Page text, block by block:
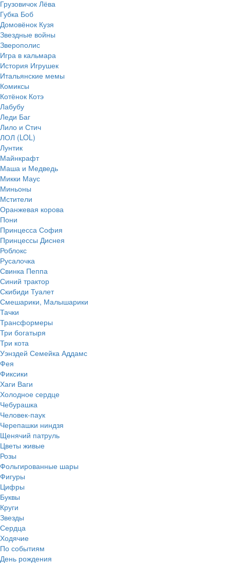
Грузовичок Лёва
Губка Боб
Домовёнок Кузя
Звездные войны
Зверополис
Игра в кальмара
История Игрушек
Итальянские мемы
Комиксы
Котёнок Котэ
Лабубу
Леди Баг
Лило и Стич
ЛОЛ (LOL)
Лунтик
Майнкрафт
Маша и Медведь
Микки Маус
Миньоны
Мстители
Оранжевая корова
Пони
Принцесса София
Принцессы Диснея
Роблокс
Русалочка
Свинка Пеппа
Синий трактор
Скибиди Туалет
Смешарики, Малышарики
Тачки
Трансформеры
Три богатыря
Три кота
Уэнздей Семейка Аддамс
Фея
Фиксики
Хаги Ваги
Холодное сердце
Чебурашка
Человек-паук
Черепашки ниндзя
Щенячий патруль
Цветы живые
Розы
Фольгированные шары
Фигуры
Цифры
Буквы
Круги
Звезды
Сердца
Ходячие
По событиям
День рождения